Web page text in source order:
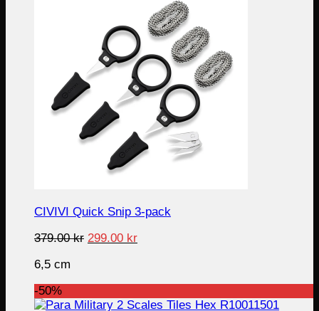
CIVIVI Quick Snip 3-pack
379.00kr Original
299.00 krCurrent
6,5 cm
-50%